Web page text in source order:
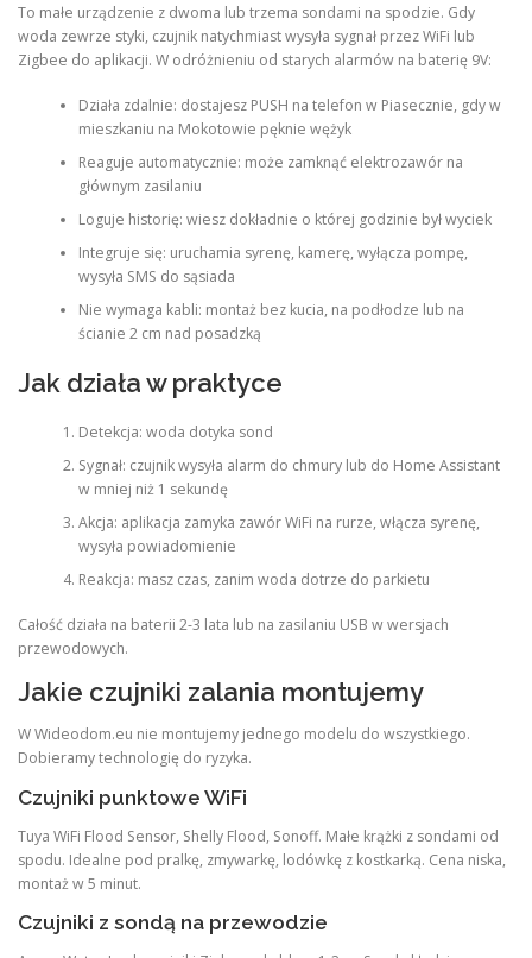
To małe urządzenie z dwoma lub trzema sondami na spodzie. Gdy
woda zewrze styki, czujnik natychmiast wysyła sygnał przez WiFi lub
Zigbee do aplikacji. W odróżnieniu od starych alarmów na baterię 9V:
Działa zdalnie: dostajesz PUSH na telefon w Piasecznie, gdy w
mieszkaniu na Mokotowie pęknie wężyk
Reaguje automatycznie: może zamknąć elektrozawór na
głównym zasilaniu
Loguje historię: wiesz dokładnie o której godzinie był wyciek
Integruje się: uruchamia syrenę, kamerę, wyłącza pompę,
wysyła SMS do sąsiada
Nie wymaga kabli: montaż bez kucia, na podłodze lub na
ścianie 2 cm nad posadzką
Jak działa w praktyce
Detekcja: woda dotyka sond
Sygnał: czujnik wysyła alarm do chmury lub do Home Assistant
w mniej niż 1 sekundę
Akcja: aplikacja zamyka zawór WiFi na rurze, włącza syrenę,
wysyła powiadomienie
Reakcja: masz czas, zanim woda dotrze do parkietu
Całość działa na baterii 2-3 lata lub na zasilaniu USB w wersjach
przewodowych.
Jakie czujniki zalania montujemy
W Wideodom.eu nie montujemy jednego modelu do wszystkiego.
Dobieramy technologię do ryzyka.
Czujniki punktowe WiFi
Tuya WiFi Flood Sensor, Shelly Flood, Sonoff. Małe krążki z sondami od
spodu. Idealne pod pralkę, zmywarkę, lodówkę z kostkarką. Cena niska,
montaż w 5 minut.
Czujniki z sondą na przewodzie